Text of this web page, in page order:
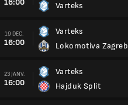
Varteks
19 DÉC.
16:00
Varteks
Lokomotiva Zagreb
23 JANV.
16:00
Varteks
Hajduk Split